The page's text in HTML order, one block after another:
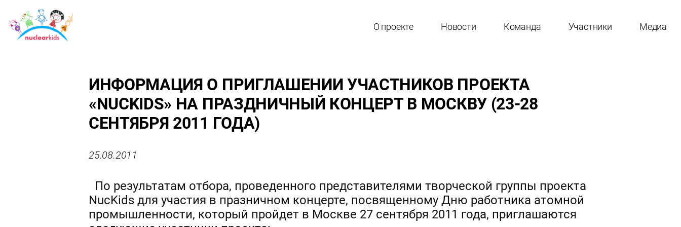
О проекте Новости Команда Участники Медиа
ИНФОРМАЦИЯ О ПРИГЛАШЕНИИ УЧАСТНИКОВ ПРОЕКТА
«NUCKIDS» НА ПРАЗДНИЧНЫЙ КОНЦЕРТ В МОСКВУ (23-28
СЕНТЯБРЯ 2011 ГОДА)
25.08.2011
По результатам отбора, проведенного представителями творческой группы проекта
NucKids для участия в празничном концерте, посвященному Дню работника атомной
промышленности, который пройдет в Москве 27 сентября 2011 года, приглашаются